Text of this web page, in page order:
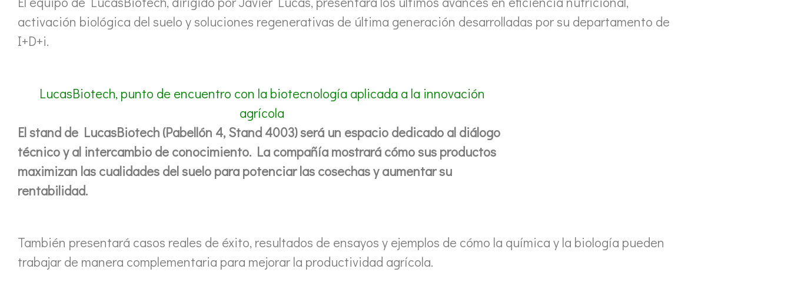
activación biológica del suelo y soluciones regenerativas de última generación desarrolladas por su departamento de
I+D+i.
LucasBiotech, punto de encuentro con la biotecnología aplicada a la innovación
agrícola
El stand de LucasBiotech (Pabellón 4, Stand 4003) será un espacio dedicado al diálogo
técnico y al intercambio de conocimiento. La compañía mostrará cómo sus productos
maximizan las cualidades del suelo para potenciar las cosechas y aumentar su
rentabilidad.
También presentará casos reales de éxito, resultados de ensayos y ejemplos de cómo la química y la biología pueden
trabajar de manera complementaria para mejorar la productividad agrícola.